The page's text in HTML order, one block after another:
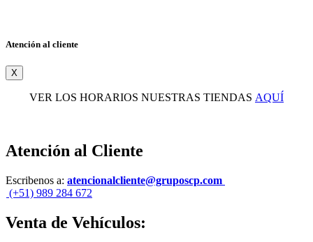
Atención al cliente
X
VER LOS HORARIOS NUESTRAS TIENDAS AQUÍ
Atención al Cliente
Escribenos a: atencionalcliente@gruposcp.com
(+51) 989 284 672
Venta de Vehículos: